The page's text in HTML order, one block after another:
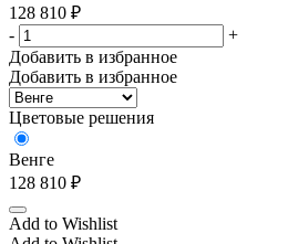
128 810 ₽
-
+
Добавить в избранное
Добавить в избранное
Цветовые решения
Венге
128 810 ₽
Add to Wishlist